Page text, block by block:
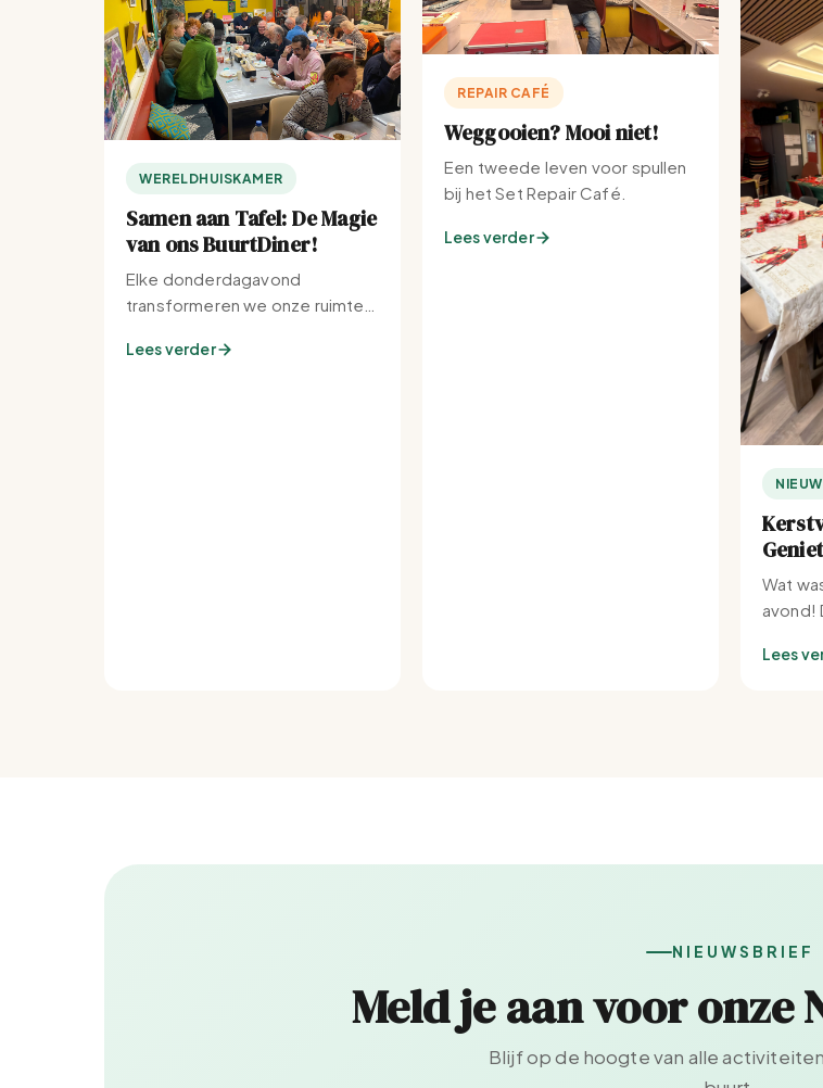
WERELDHUISKAMER
Samen aan Tafel: De Magie
van ons BuurtDiner!
Elke donderdagavond
transformeren we onze ruimte
buurt.
Lees verder
REPAIR CAFÉ
Weggooien? Mooi niet!
Een tweede leven voor spullen
bij het Set Repair Café.
Lees verder
Wat
avond!
Lees
NIEUWSBRIEF
Meld je aan voor onze
Blijf op de hoogte van alle